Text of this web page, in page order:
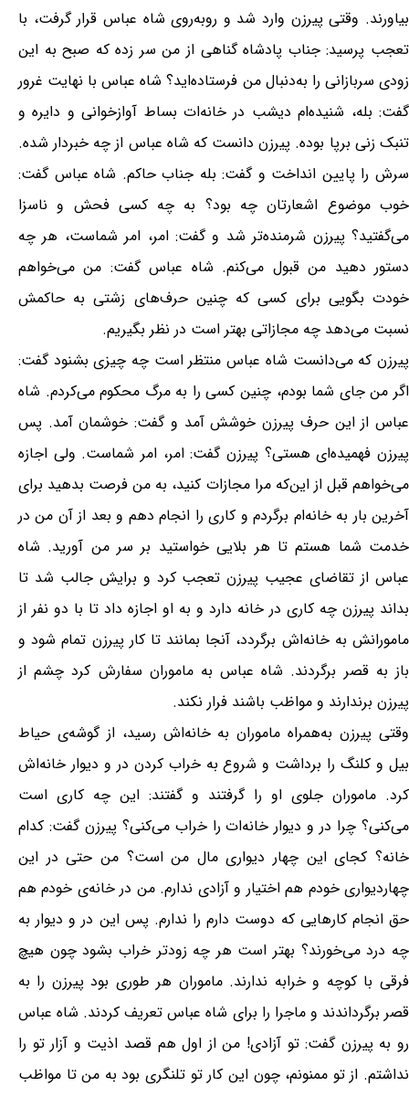
بیاورند. وقتی پیرزن وارد شد و روبه‌روی شاه عباس قرار گرفت، با
تعجب پرسید: جناب پادشاه گناهی از من سر زده که صبح به این
زودی سربازانی را به‌دنبال من فرستاده‌اید؟ شاه عباس با نهایت غرور
گفت: بله، شنیده‌ام دیشب در خانه‌ات بساط آوازخوانی و دایره و
تنبک زنی برپا بوده. پیرزن دانست که شاه عباس از چه خبردار شده.
سرش را پایین انداخت و گفت: بله جناب حاکم. شاه عباس گفت:
خوب موضوع اشعارتان چه بود؟ به چه کسی فحش و ناسزا
می‌گفتید؟ پیرزن شرمنده‌تر شد و گفت: امر، امر شماست، هر چه
دستور دهید من قبول می‌کنم. شاه عباس گفت: من می‌خواهم
خودت بگویی برای کسی که چنین حرف‌های زشتی به حاکمش
نسبت می‌دهد چه مجازاتی بهتر است در نظر بگیریم.
پیرزن که می‌دانست شاه عباس منتظر است چه چیزی بشنود گفت:
اگر من جای شما بودم، چنین کسی را به مرگ محکوم می‌کردم. شاه
عباس از این حرف پیرزن خوشش آمد و گفت: خوشمان آمد. پس
پیرزن فهمیده‌ای هستی؟ پیرزن گفت: امر، امر شماست. ولی اجازه
می‌خواهم قبل از این‌که مرا مجازات کنید، به من فرصت بدهید برای
آخرین بار به خانه‌ام برگردم و کاری را انجام دهم و بعد از آن من در
خدمت شما هستم تا هر بلایی خواستید بر سر من آورید. شاه
عباس از تقاضای عجیب پیرزن تعجب کرد و برایش جالب شد تا
بداند پیرزن چه کاری در خانه دارد و به او اجازه داد تا با دو نفر از
مامورانش به خانه‌اش برگردد، آنجا بمانند تا کار پیرزن تمام شود و
باز به قصر برگردند. شاه عباس به ماموران سفارش کرد چشم از
پیرزن برندارند و مواظب باشند فرار نکند.
وقتی پیرزن به‌همراه ماموران به خانه‌اش رسید، از گوشه‌ی حیاط
بیل و کلنگ را برداشت و شروع به خراب کردن در و دیوار خانه‌اش
کرد. ماموران جلوی او را گرفتند و گفتند: این چه کاری است
می‌کنی؟ چرا در و دیوار خانه‌ات را خراب می‌کنی؟ پیرزن گفت: کدام
خانه؟ کجای این چهار دیواری مال من است؟ من حتی در این
چهاردیواری خودم هم اختیار و آزادی ندارم. من در خانه‌ی خودم هم
حق انجام کارهایی که دوست دارم را ندارم. پس این در و دیوار به
چه درد می‌خورند؟ بهتر است هر چه زودتر خراب بشود چون هیچ
فرقی با کوچه و خرابه ندارند. ماموران هر طوری بود پیرزن را به
قصر برگرداندند و ماجرا را برای شاه عباس تعریف کردند. شاه عباس
رو به پیرزن گفت: تو آزادی! من از اول هم قصد اذیت و آزار تو را
نداشتم. از تو ممنونم، چون این کار تو تلنگری بود به من تا مواظب